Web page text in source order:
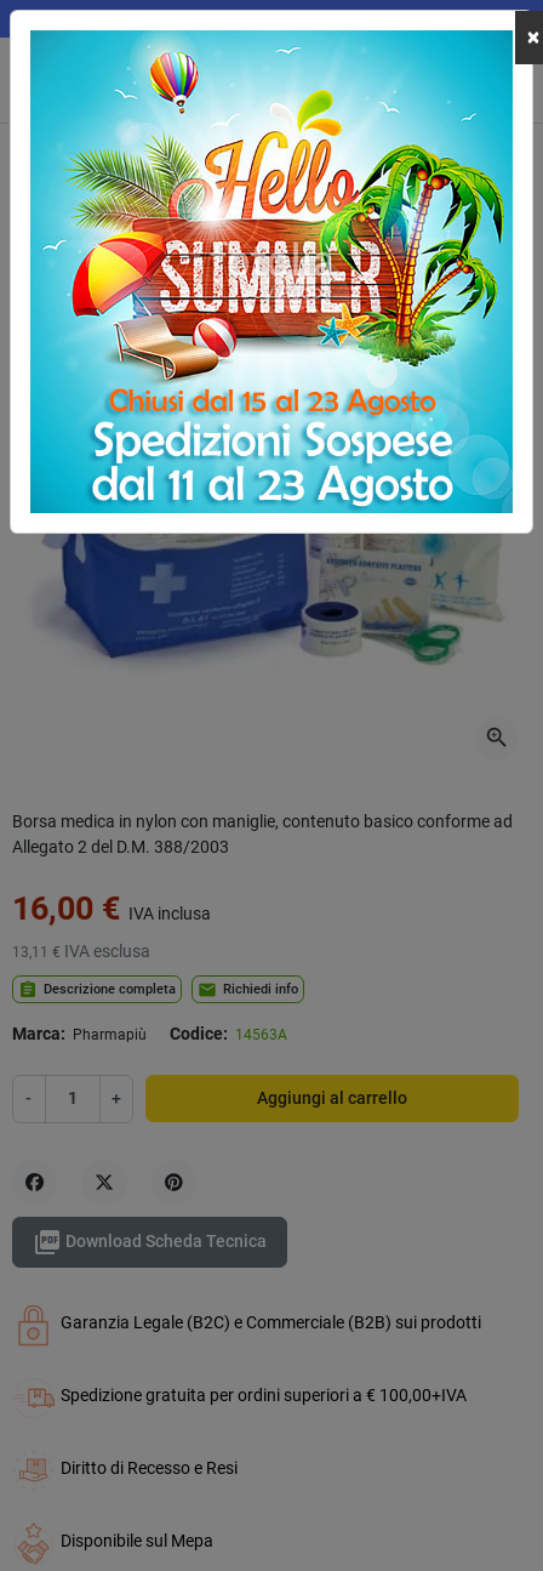
MEPA
Home Riabilitazione e Recupero Traumi sportivi Primo soccorso
Borsa medica Medibag C, conforme Allegato 2
zoom_in
Borsa medica in nylon con maniglie, contenuto basico conforme ad
Allegato 2 del D.M. 388/2003
16,00 € IVA inclusa
13,11 € IVA esclusa
assignment Descrizione completa mail Richiedi info
Marca: Pharmapiù Codice: 14563A
- + Aggiungi al carrello
 Download Scheda Tecnica
Garanzia Legale (B2C) e Commerciale (B2B) sui prodotti
Spedizione gratuita per ordini superiori a € 100,00+IVA
Diritto di Recesso e Resi
Disponibile sul Mepa
×